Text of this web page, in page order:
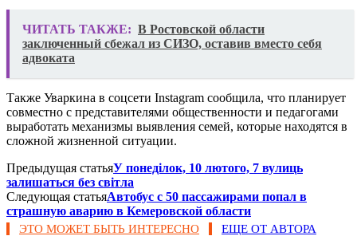
ЧИТАТЬ ТАКЖЕ: В Ростовской области
заключенный сбежал из СИЗО, оставив вместо себя
адвоката
Также Уваркина в соцсети Instagram сообщила, что планирует
совместно с представителями общественности и педагогами
выработать механизмы выявления семей, которые находятся в
сложной жизненной ситуации.
Предыдущая статьяУ понеділок, 10 лютого, 7 вулиць
залишаться без світла
Следующая статьяАвтобус с 50 пассажирами попал в
страшную аварию в Кемеровской области
ЭТО МОЖЕТ БЫТЬ ИНТЕРЕСНО ЕЩЕ ОТ АВТОРА